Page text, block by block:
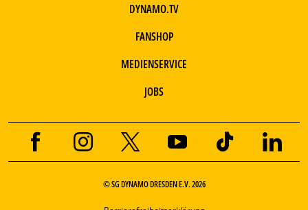
DYNAMO.TV
FANSHOP
MEDIENSERVICE
JOBS
© SG DYNAMO DRESDEN E.V. 2026